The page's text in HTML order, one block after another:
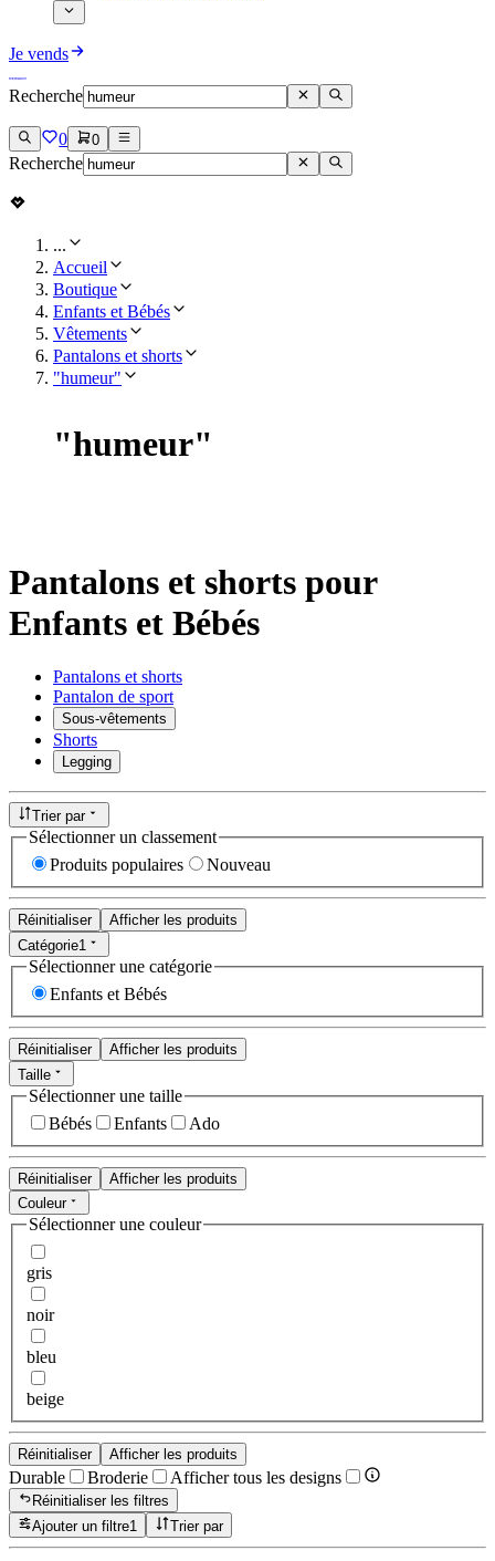
Je vends
Recherche
0 0
Recherche
...
Accueil
Boutique
Enfants et Bébés
Vêtements
Pantalons et shorts
"humeur"
"humeur"
Pantalons et shorts pour
Enfants et Bébés
Pantalons et shorts
Pantalon de sport
Sous-vêtements
Shorts
Legging
Trier par
Sélectionner un classement
Produits populaires
Nouveau
Réinitialiser
Afficher les produits
Catégorie1
Sélectionner une catégorie
Enfants et Bébés
Réinitialiser
Afficher les produits
Taille
Sélectionner une taille
Bébés
Enfants Ado
Réinitialiser
Afficher les produits
Couleur
Sélectionner une couleur
gris
noir
bleu
beige
Réinitialiser Afficher les produits
Durable Broderie Afficher tous les designs
Réinitialiser les filtres
Ajouter un filtre1 Trier par